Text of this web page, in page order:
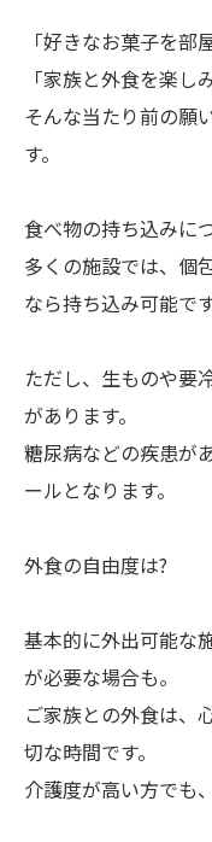
「好きなお菓子を部
「家族と外食を楽し
そんな当たり前の願
す。
食べ物の持ち込みに
多くの施設では、個
なら持ち込み可能です
ただし、生ものや要
があります。
糖尿病などの疾患が
ールとなります。
外食の自由度は?
基本的に外出可能な
が必要な場合も。
ご家族との外食は、
切な時間です。
介護度が高い方でも